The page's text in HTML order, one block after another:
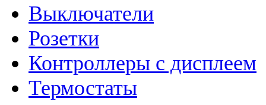
Выключатели
Розетки
Контроллеры с дисплеем
Термостаты